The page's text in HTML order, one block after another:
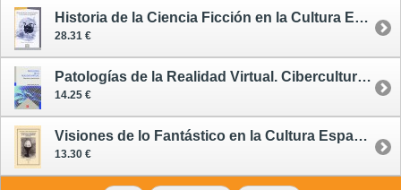
Historia de la Ciencia Ficción en la Cultura Española
28.31 €
Patologías de la Realidad Virtual. Cibercultura y Ciencia Ficción
14.25 €
Visiones de lo Fantástico en la Cultura Española (1970-2012)
13.30 €